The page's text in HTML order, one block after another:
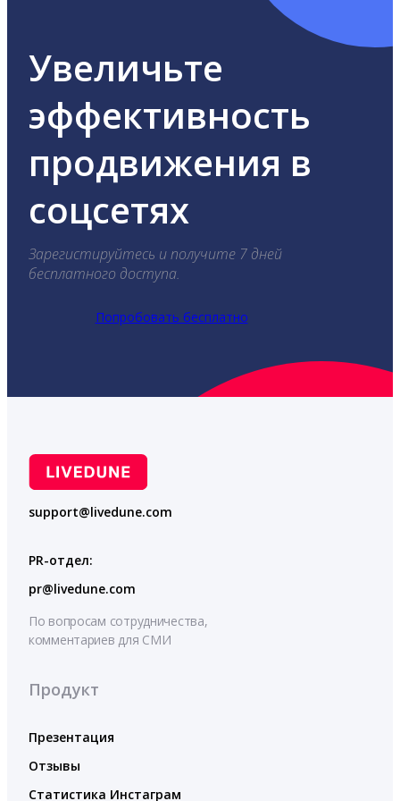
Увеличьте
эффективность
продвижения в
соцсетях
Зарегистируйтесь и получите 7 дней
бесплатного доступа.
Попробовать бесплатно
support@livedune.com
PR-отдел:
pr@livedune.com
По вопросам сотрудничества,
комментариев для СМИ
Продукт
Презентация
Отзывы
Статистика Инстаграм